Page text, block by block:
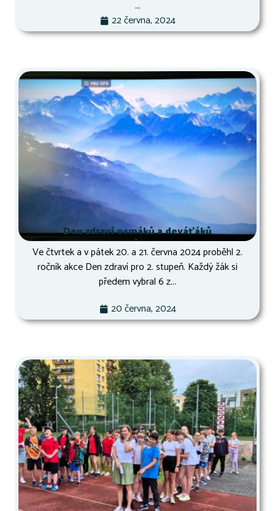
...
22 června, 2024
Den zdraví osmáků a deváťáků
Ve čtvrtek a v pátek 20. a 21. června 2024 proběhl 2.
ročník akce Den zdraví pro 2. stupeň. Každý žák si
předem vybral 6 z...
20 června, 2024